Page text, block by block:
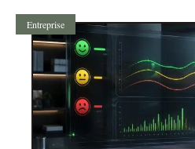
Entreprise